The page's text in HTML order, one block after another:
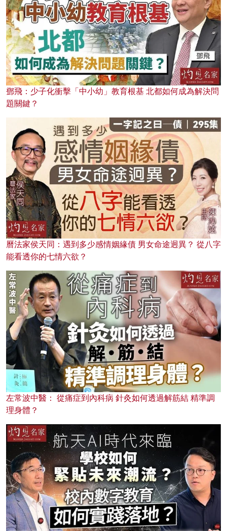
鄧飛：少子化衝擊「中小幼」教育根基 北都如何成為解決問
題關鍵？
曆法家侯天同：遇到多少感情姻緣債 男女命途迥異？ 從八字
能看透你的七情六欲？
左常波中醫： 從痛症到內科病 針灸如何透過解筋結 精準調
理身體？